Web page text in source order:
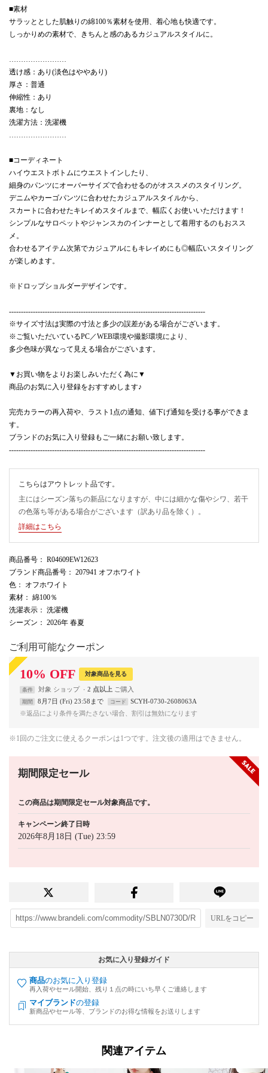
■素材
サラッととした肌触りの綿100％素材を使用、着心地も快適です。
しっかりめの素材で、きちんと感のあるカジュアルスタイルに。
透け感：あり(淡色はややあり)
厚さ：普通
伸縮性：あり
裏地：なし
洗濯方法：洗濯機
■コーディネート
ハイウエストボトムにウエストインしたり、
細身のパンツにオーバーサイズで合わせるのがオススメのスタイリング。
デニムやカーゴパンツに合わせたカジュアルスタイルから、
スカートに合わせたキレイめスタイルまで、幅広くお使いいただけます！
シンプルなサロペットやジャンスカのインナーとして着用するのもおスス
メ。
合わせるアイテム次第でカジュアルにもキレイめにも◎幅広いスタイリング
が楽しめます。
※ドロップショルダーデザインです。
----------------------------------------------------------------------------------
※サイズ寸法は実際の寸法と多少の誤差がある場合がございます。
※ご覧いただいているPC／WEB環境や撮影環境により、
多少色味が異なって見える場合がございます。
▼お買い物をよりお楽しみいただく為に▼
商品のお気に入り登録をおすすめします♪
完売カラーの再入荷や、ラスト1点の通知、値下げ通知を受ける事ができま
す。
ブランドのお気に入り登録もご一緒にお願い致します。
----------------------------------------------------------------------------------
こちらはアウトレット品です。
主にはシーズン落ちの新品になりますが、中には細かな傷やシワ、若干
の色落ち等がある場合がございます（訳あり品を除く）。
詳細はこちら
商品番号 ： R04609EW12623
ブランド商品番号 ： 207941 オフホワイト
色 ： オフホワイト
素材 ： 綿100％
洗濯表示 ： 洗濯機
シーズン ： 2026年 春夏
ご利用可能なクーポン
10% OFF 対象商品を見る
条件 対象 ショップ 2 点以上
期間 8月7日 (Fri) 23:58まで コード
SCYH-0730-2608063A
※返品により条件を満たさない場合、割引は無効になります
※1回のご注文に使えるクーポンは1つです。注文後の適用はできません。
期間限定セール
この商品は期間限定セール対象商品です。
キャンペーン終了日時
2026年8月18日 (Tue) 23:59
URLをコピー
お気に入り登録ガイド
商品のお気に入り登録
再入荷やセール開始、残り１点の時にいち早くご連絡します
マイブランドの登録
新商品やセール等、ブランドのお得な情報をお送りします
関連アイテム